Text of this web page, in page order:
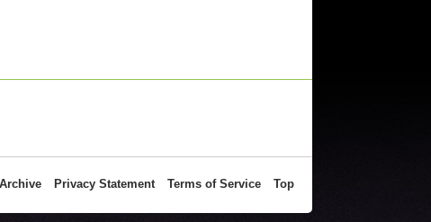
Archive Privacy Statement Terms of Service Top